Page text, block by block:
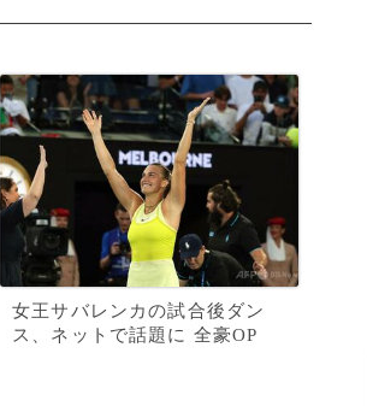
女王サバレンカの試合後ダン
ス、ネットで話題に 全豪OP